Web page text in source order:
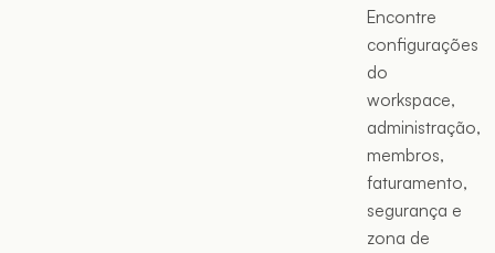
Encontre
configurações
do
workspace,
administração,
membros,
faturamento,
segurança e
zona de